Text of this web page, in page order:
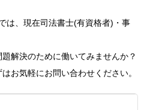
は、現在司法書士(有資格者)・事
解決のために働いてみませんか？
お気軽にお問い合わせください。